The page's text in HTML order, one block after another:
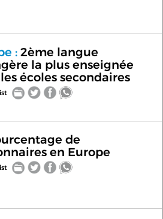
:2ème langue
la plus enseignée
écoles secondaires
de
en Europe